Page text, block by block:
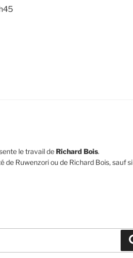
le travail de Richard Bois.
de Ruwenzori ou de Richard Bois, sauf si